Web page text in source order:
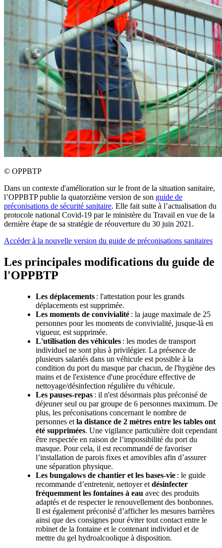
© OPPBTP
Dans un contexte d'amélioration sur le front de la situation sanitaire,
l’OPPBTP publie la quatorzième version de son guide de
préconisations de sécurité sanitaire. Elle fait suite à l’actualisation du
protocole national Covid-19 par le ministère du Travail en vue de la
dernière étape de sa stratégie de réouverture du 30 juin 2021.
Accéder à la nouvelle version du guide de préconisations sanitaires
Les principales modifications du guide de
l'OPPBTP
Les déplacements : l'attestation pour les grands
déplacements est supprimée.
Les moments de convivialité : la jauge maximale de 25
personnes pour les moments de convivialité, jusque-là en
vigueur, est supprimée.
L'utilisation des véhicules : les modes de transport
individuel ne sont plus à privilégier. La présence de
plusieurs salariés dans un véhicule est possible à la
condition du port du masque par chacun, de l'hygiène des
mains et de l'existence d'une procédure effective de
nettoyage/désinfection régulière du véhicule.
Les pauses-repas : il n'est désormais plus préconisé de
déjeuner seul ou par groupe de 6 personnes maximum. De
plus, les préconisations concernant le nombre de
personnes et la distance de 2 mètres entre les tables ont
été supprimées. Une vigilance particulière doit cependant
être respectée en raison de l’impossibilité du port du
masque. Pour cela, il est recommandé de favoriser
l’installation de parois fixes et amovibles afin d’assurer
une séparation physique.
Les bungalows de chantier et les bases-vie : le guide
recommande d’entretenir, nettoyer et désinfecter
fréquemment les fontaines à eau avec des produits
adaptés et de respecter le renouvellement des bonbonnes.
Il est également préconisé d’afficher les mesures barrières
ainsi que des consignes pour éviter tout contact entre le
robinet de la fontaine et le contenant individuel et de
mettre du gel hydroalcoolique à disposition.